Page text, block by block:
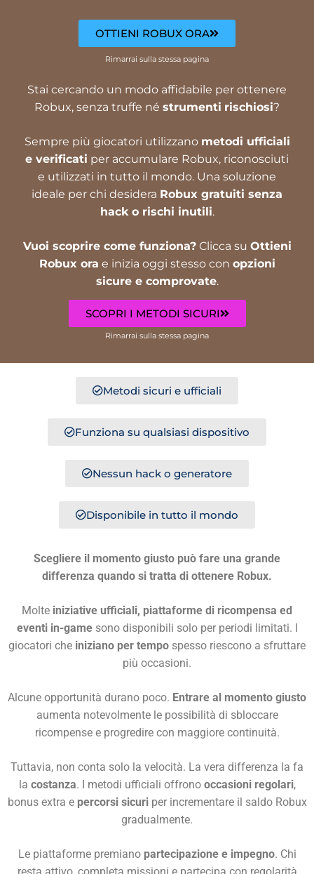
OTTIENI ROBUX ORA
Rimarrai sulla stessa pagina
Stai cercando un modo affidabile per ottenere
Robux, senza truffe né strumenti rischiosi?
Sempre più giocatori utilizzano metodi ufficiali
e verificati per accumulare Robux, riconosciuti
e utilizzati in tutto il mondo. Una soluzione
ideale per chi desidera Robux gratuiti senza
hack o rischi inutili.
Vuoi scoprire come funziona?Clicca su Ottieni
Robux ora e inizia oggi stesso con opzioni
sicure e comprovate.
SCOPRI I METODI SICURI
Rimarrai sulla stessa pagina
Metodi sicuri e ufficiali
Funziona su qualsiasi dispositivo
Nessun hack o generatore
Disponibile in tutto il mondo
Scegliere il momento giusto può fare una grande
differenza quando si tratta di ottenere Robux.
Molte iniziative ufficiali, piattaforme di ricompensa ed
eventi in-gamesono disponibili solo per periodi limitati. I
giocatori che iniziano per tempo spesso riescono a sfruttare
più occasioni.
Alcune opportunità durano poco. Entrare al momento giusto
aumenta notevolmente le possibilità di sbloccare
ricompense e progredire con maggiore continuità.
Tuttavia, non conta solo la velocità. La vera differenza la fa
la costanza. I metodi ufficiali offrono occasioni regolari,
bonus extra e percorsi sicuriper incrementare il saldo Robux
gradualmente.
Le piattaforme premiano partecipazione e impegno. Chi